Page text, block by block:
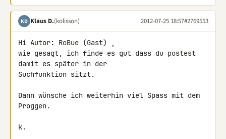
KD Klaus D.(kolisson) 2012-07-25 18:57#2769553
Hi Autor: RoBue (Gast) ,
wie gesagt, ich finde es gut dass du postest
damit es später in der
Suchfunktion sitzt.
Dann wünsche ich weiterhin viel Spass mit dem
Proggen.
k.